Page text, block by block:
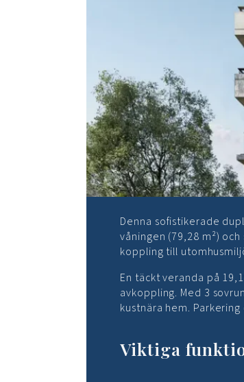
veranda
Beskrivning
Denna sofistikerade
våningen (79,28 m²)
koppling till
En täckt veranda på
avkoppling. Med 3
kustnära hem.
Viktiga